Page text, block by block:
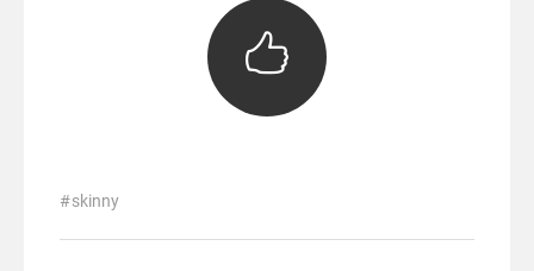
skinny